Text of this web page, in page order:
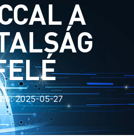
A
2025-05-27